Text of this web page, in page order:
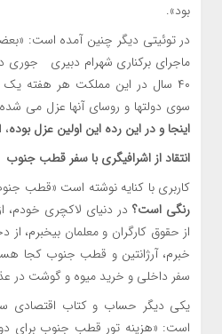
بود».
در توئیتی دیگر چنین آمده است:
ماجرای برکناری شهرام دبیری جوری
۴۰ سال در این مملکت هر هفته
سوی دولتها و روسای آنها عزل می
اینجا و در این رده این اولین عزل بوده
انتقاد از اشرافیگری با سفر قطب جنوب
کاربری با کنایه نوشته است «قطب
رنگی است؟در دنیای لاکچری خودم،
از حقوق کارگران و معلمان بیخبرم،
خبرم، آرژانتین و قطب جنوب کجا
سفر داخلی و خرید میوه و گوشت در
یکی دیگر حساب و کتاب اقتصادی
است: «هزینه تور قطب جنوب برای دو